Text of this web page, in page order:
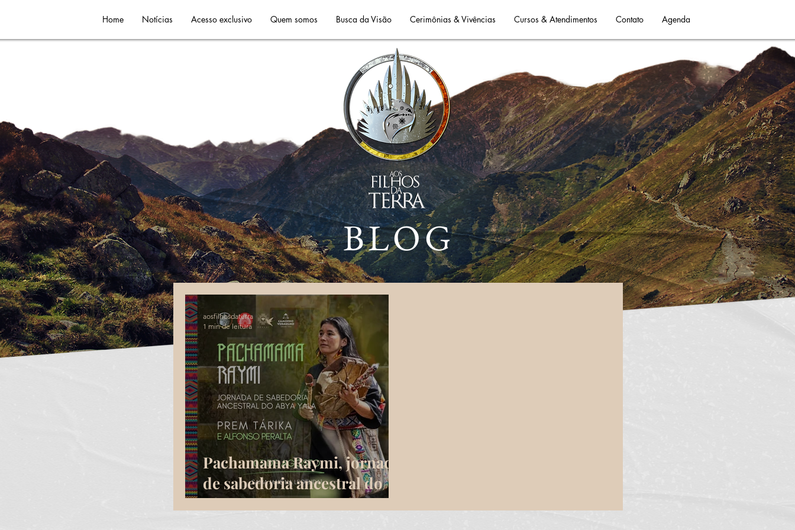
Home Notícias Acesso exclusivo Quem somos Busca da Visão Cerimônias & Vivências Cursos & Atendimentos Contato Agenda
BLOG
Pachamama Raymi, jornada
de sabedoria ancestral do
Abya Yala
aosfilhosdaterra
1 min de leitura